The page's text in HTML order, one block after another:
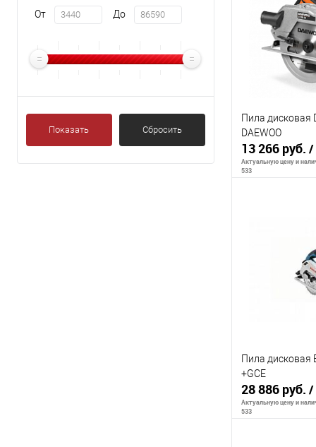
От До
Показать Сбросить
К сравнению
В избранное
Пила дисковая
DAEWOO
13 266 руб. /
Актуальную цену и
533
К сравнению
В избранное
Пила дисковая
+GCE
28 886 руб. /
Актуальную цену и
533